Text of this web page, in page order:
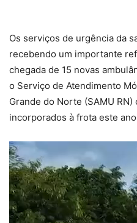
Os serviços de urgência da
recebendo um importante
chegada de 15 novas
o Serviço de Atendimento
Grande do Norte (SAMU
incorporados à frota este